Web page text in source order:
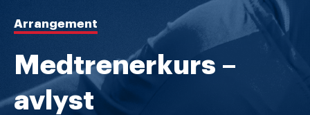
Arrangement
Medtrenerkurs –
avlyst